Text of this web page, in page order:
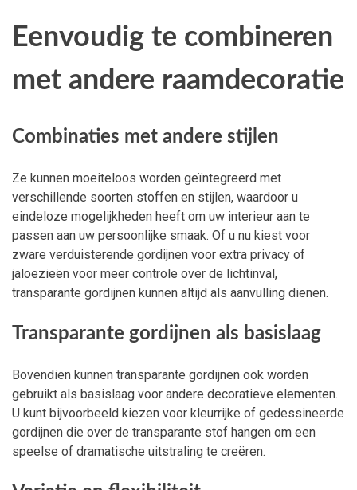
Eenvoudig te combineren
met andere raamdecoratie
Combinaties met andere stijlen
Ze kunnen moeiteloos worden geïntegreerd met
verschillende soorten stoffen en stijlen, waardoor u
eindeloze mogelijkheden heeft om uw interieur aan te
passen aan uw persoonlijke smaak. Of u nu kiest voor
zware verduisterende gordijnen voor extra privacy of
jaloezieën voor meer controle over de lichtinval,
transparante gordijnen kunnen altijd als aanvulling dienen.
Transparante gordijnen als basislaag
Bovendien kunnen transparante gordijnen ook worden
gebruikt als basislaag voor andere decoratieve elementen.
U kunt bijvoorbeeld kiezen voor kleurrijke of gedessineerde
gordijnen die over de transparante stof hangen om een
speelse of dramatische uitstraling te creëren.